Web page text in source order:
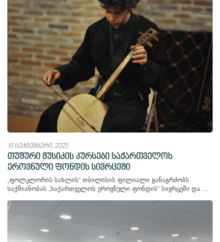
19 სექტემბერი, 2025
თუშური მუსიკის კურსები საქართველოს
ეროვნული ფონდის სივრცეში
„ფოლკლორის სახლის“ თბილისის ფილიალი განაგრძობს
საქმიანობას „საქართველოს ეროვნული ფონდის“ სივრცეში და ...